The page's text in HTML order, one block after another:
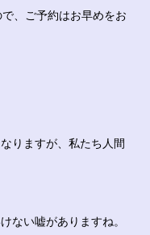
、ご予約はお早めをお
りますが、私たち人間
ない嘘がありますね。